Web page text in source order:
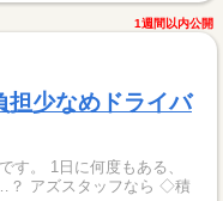
1週間以内公開
担少なめドライバ
◇積